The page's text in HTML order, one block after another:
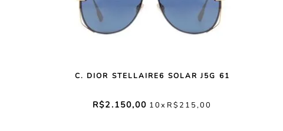
C. DIOR STELLAIRE6 SOLAR J5G 61
R$2 .150,00 10 R$ 215,00